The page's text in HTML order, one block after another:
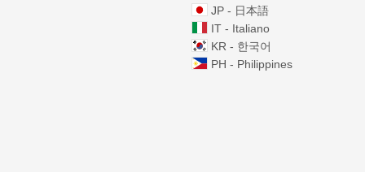
JP - 日本語
IT - Italiano
KR - 한국어
PH - Philippines